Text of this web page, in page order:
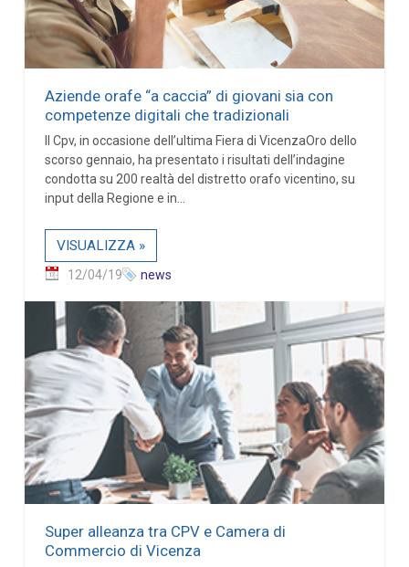
Aziende orafe “a caccia” di giovani sia con
competenze digitali che tradizionali
Il Cpv, in occasione dell’ultima Fiera di VicenzaOro dello
scorso gennaio, ha presentato i risultati dell’indagine
condotta su 200 realtà del distretto orafo vicentino, su
input della Regione e in...
VISUALIZZA »
12/04/19 news
Super alleanza tra CPV e Camera di
Commercio di Vicenza